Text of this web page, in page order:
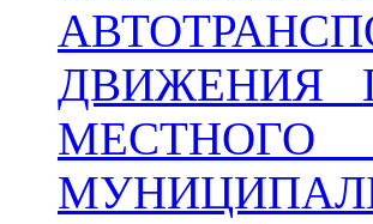
ДВИЖЕНИЯ